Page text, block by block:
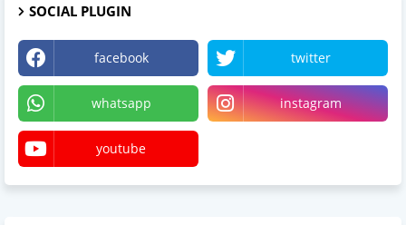
SOCIAL PLUGIN
facebook twitter
whatsapp instagram
youtube